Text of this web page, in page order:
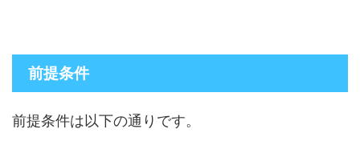
前提条件
前提条件は以下の通りです。